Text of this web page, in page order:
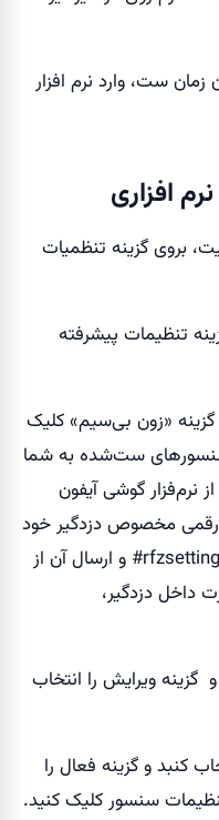
ست، وارد نرم افزار
بروی گزینه تنظمیات
تنظیمات پیشرفته
«زون بی‌سیم» کلیک
سنسور‌های ست‌شده به شما
نرم‌فزار گوشی آیفون
استفاده می‌کنید، با جایگزینی رمز ۴ رقمی مخصوص دزدگیر خود
در کد مقابل به جای 0000، *0000*rfzsetting# و ارسال آن از
داخل دزدگیر،
ویرایش را انتخاب
کنبد و گزینه فعال را
سنسور کلیک کنید.